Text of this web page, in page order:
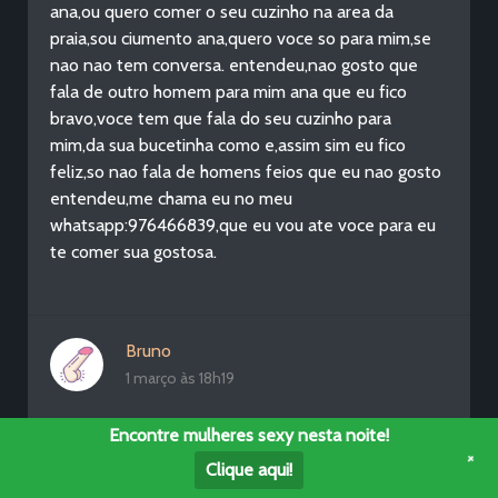
ana,ou quero comer o seu cuzinho na area da
praia,sou ciumento ana,quero voce so para mim,se
nao nao tem conversa. entendeu,nao gosto que
fala de outro homem para mim ana que eu fico
bravo,voce tem que fala do seu cuzinho para
mim,da sua bucetinha como e,assim sim eu fico
feliz,so nao fala de homens feios que eu nao gosto
entendeu,me chama eu no meu
whatsapp:976466839,que eu vou ate voce para eu
te comer sua gostosa.
Bruno
1 março às 18h19
Oi linda boa tarde td bem bb eu moro em Santos
tbm e gostei de vc queria de conhece e quem saber
fazer uma avetura ai na praia ser vc quiser bb me
Encontre mulheres sexy nesta noite!
Clique aqui!
+